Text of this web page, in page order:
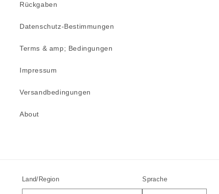
Rückgaben
Datenschutz-Bestimmungen
Terms & amp; Bedingungen
Impressum
Versandbedingungen
About
Land/Region Sprache